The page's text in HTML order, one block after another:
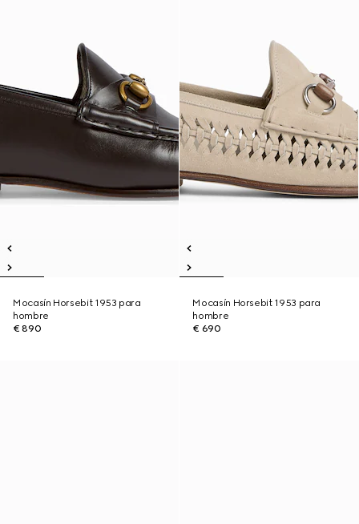
Mocasín Horsebit 1953 para
hombre
€ 890
Mocasín Horsebit 1953 para
hombre
€ 690